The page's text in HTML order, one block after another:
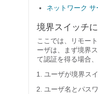
ネットワーク
境界スイッチ
ここでは、リモー
ーザは、まず境界
て認証を得る場合
ユーザが境界ス
ユーザ名とパス